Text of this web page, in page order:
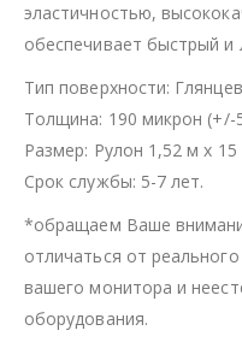
эластичностью,
обеспечивает быстрый и
Тип поверхности:
Толщина: 190 микрон (+/-
Размер: Рулон 1,52 м х 15
Срок службы: 5-7 лет.
*обращаем Ваше
отличаться от
вашего монитора и
оборудования.